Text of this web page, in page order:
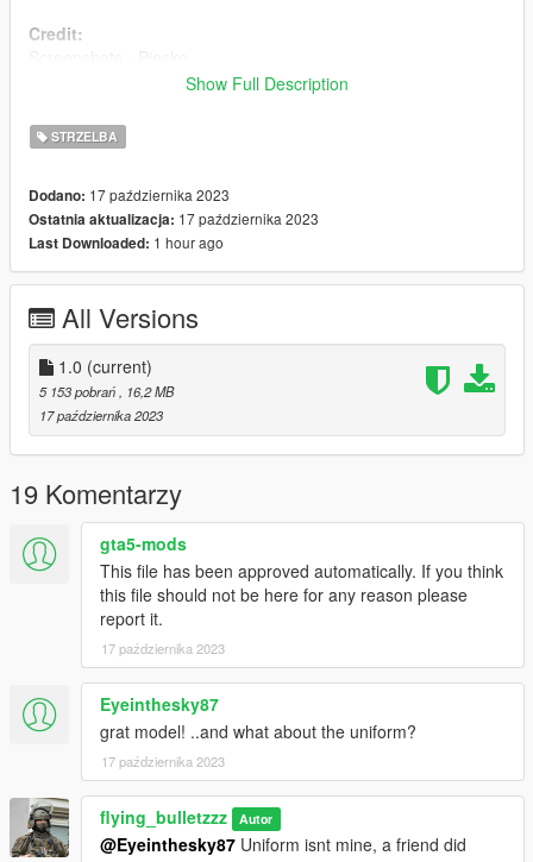
Credit:
Model and textures - Infinity Ward
Don't reupload without permission.
1.0
- Initial release
Show Full Description
STRZELBA
Dodano: 17 października 2023
Ostatnia aktualizacja: 17 października 2023
Last Downloaded: 1 hour ago
All Versions
1.0 (current)
5 153 pobrań
, 16,2 MB
17 października 2023
19 Komentarzy
gta5-mods
This file has been approved automatically. If you think
this file should not be here for any reason please
report it.
17 października 2023
Eyeinthesky87
grat model! ..and what about the uniform?
17 października 2023
flying_bulletzzz Autor
@Eyeinthesky87 Uniform isnt mine, a friend did